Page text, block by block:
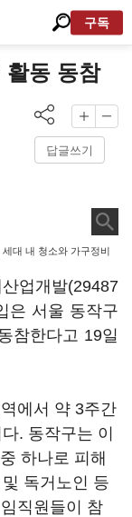
구독
활동 동참
답글쓰기
대 내 청소와 가구정비
업개발(29487
은 서울 동작구
참한다고 19일
에서 약 3주간
. 동작구는 이
하나로 피해
독거노인 등
직원들이 참